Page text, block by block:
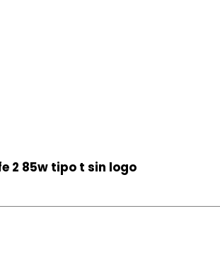
2 85w tipo t sin logo